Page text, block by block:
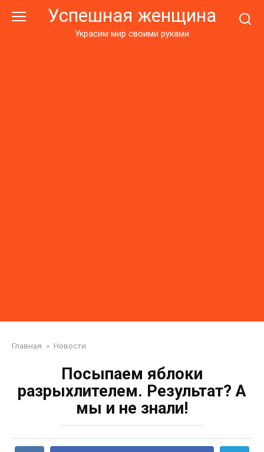
Успешная женщина
Украсим мир своими руками
Главная » Новости
Посыпаем яблоки
разрыхлителем. Результат? А
мы и не знали!